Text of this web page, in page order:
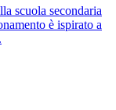
scuola secondaria
è ispirato a